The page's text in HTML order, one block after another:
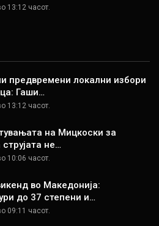
13:12 часот.
предвремени локални избори
Гаши…
13:12 часот.
на Мицкоски за
не…
10:06 часот.
во Македонија:
до 37 степени и…
09:11 часот.